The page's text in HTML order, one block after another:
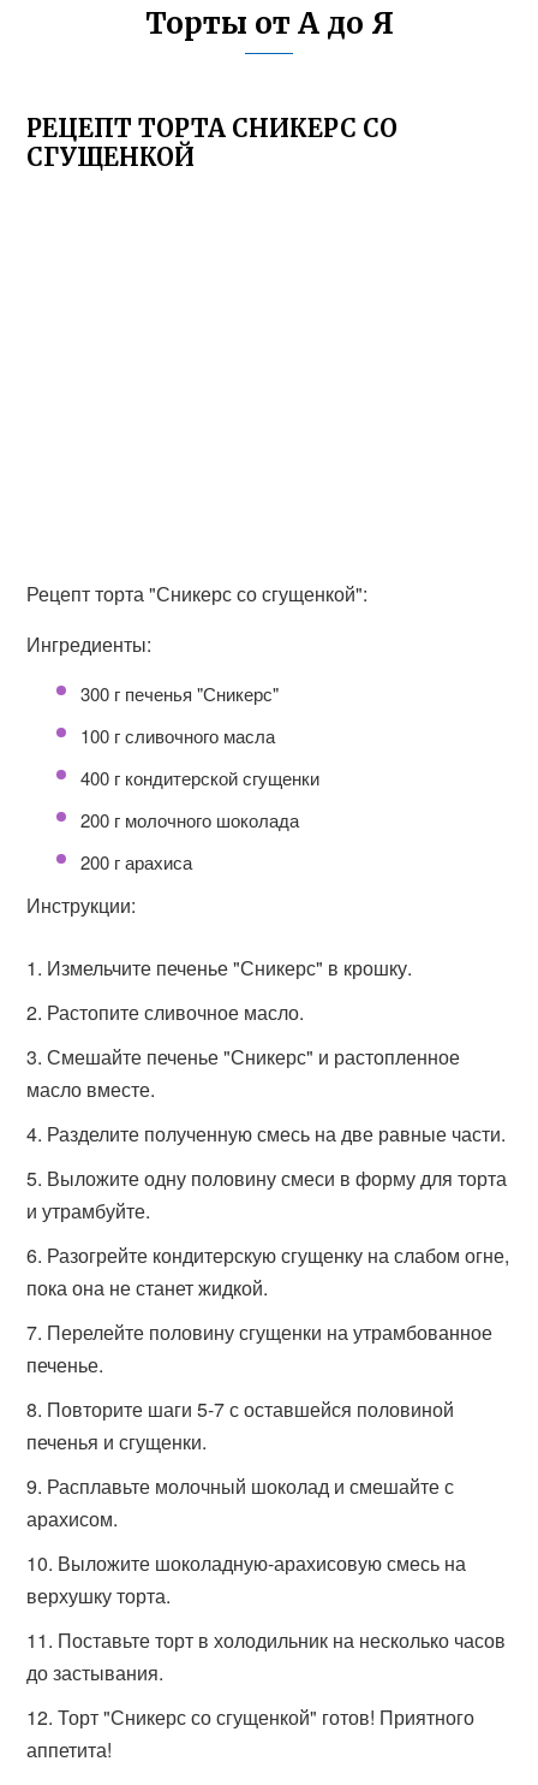
Торты от А до Я
РЕЦЕПТ ТОРТА СНИКЕРС СО
СГУЩЕНКОЙ
Рецепт торта "Сникерс со сгущенкой":
Ингредиенты:
300 г печенья "Сникерс"
100 г сливочного масла
400 г кондитерской сгущенки
200 г молочного шоколада
200 г арахиса
Инструкции:
Измельчите печенье "Сникерс" в крошку.
Растопите сливочное масло.
Смешайте печенье "Сникерс" и растопленное
масло вместе.
Разделите полученную смесь на две равные части.
Выложите одну половину смеси в форму для торта
и утрамбуйте.
Разогрейте кондитерскую сгущенку на слабом огне,
пока она не станет жидкой.
Перелейте половину сгущенки на утрамбованное
печенье.
Повторите шаги 5-7 с оставшейся половиной
печенья и сгущенки.
Расплавьте молочный шоколад и смешайте с
арахисом.
Выложите шоколадную-арахисовую смесь на
верхушку торта.
Поставьте торт в холодильник на несколько часов
до застывания.
Торт "Сникерс со сгущенкой" готов! Приятного
аппетита!